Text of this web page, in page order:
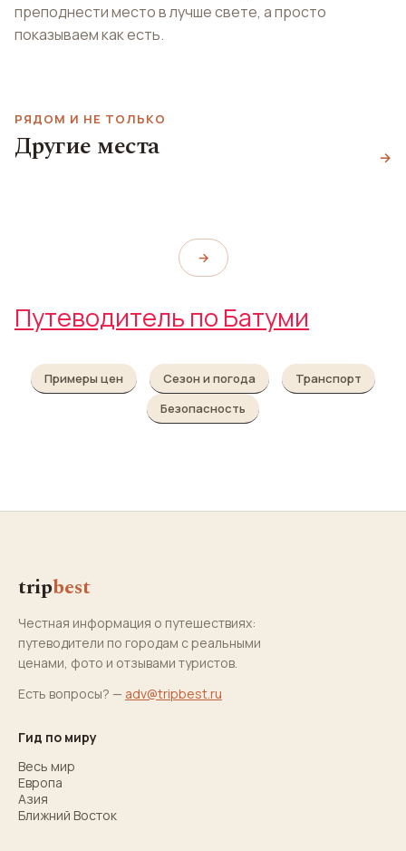
преподнести место в лучше свете, а просто
показываем как есть.
РЯДОМ И НЕ ТОЛЬКО
Другие места →
Площадь Европы
→
Путеводитель по Батуми
Примеры цен Сезон и погода
Транспорт
Безопасность
tripbest
Честная информация о путешествиях:
путеводители по городам с реальными
ценами, фото и отзывами туристов.
Есть вопросы? — adv@tripbest.ru
Гид по миру
Весь мир
Европа
Азия
Ближний Восток